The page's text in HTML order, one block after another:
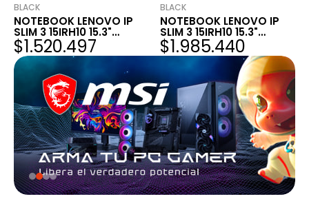
BLACK
NOTEBOOK LENOVO IP
SLIM 3 15IRH10 15.3"
WUXGA INTEL I5-13420H
8GB 4800MHZ DDR5
512GB NVME SIN SO GRIS
+SLOT RAM LIBRE GRIS
$1.520.497
BLACK
NOTEBOOK LENOVO IP
SLIM 3 15IRH10 15.3"
WUXGA INTEL I7-13620H
8GB 4800MHZ DDR5
512GB NVME SIN SO GRIS
+SLOT RAM LIBRE GRIS
$1.985.440